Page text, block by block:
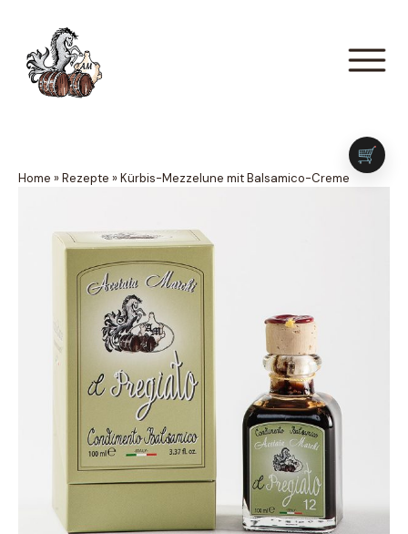
Home »Rezepte »Kürbis-Mezzelune mit Balsamico-Creme
🛒